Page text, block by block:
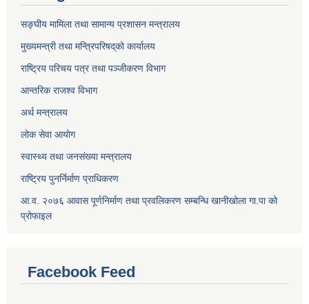
सङ्घीय मामिला तथा सामान्य प्रशासन मन्त्रालय
मुख्यमन्त्री तथा मन्त्रिपरिषद्‌को कार्यालय
राष्ट्रिय परिचय पत्र तथा पञ्जीकरण विभाग
आन्तरिक राजश्व विभाग
अर्थ मन्त्रालय
लोक सेवा आयोग
स्वास्थ्य तथा जनसंख्या मन्त्रालय
राष्ट्रिय पुनर्निर्माण प्राधिकरण
आ.व. २०७६ आवास पूर्णनिर्माण तथा प्रवलिकरण सम्बन्धि खानीखोला गा.पा को
प्रोफाइल
Facebook Feed